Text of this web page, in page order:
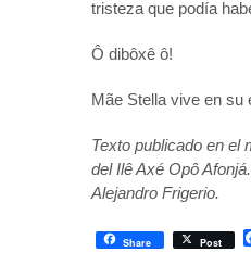
tristeza que podía
Ô dibôxê ô!
Mãe Stella vive en su
Texto publicado en el
del Ilê Axé Opô
Alejandro Frigerio.
Share Post